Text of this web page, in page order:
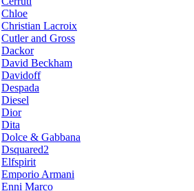
Chloe
Christian Lacroix
Cutler and Gross
Dackor
David Beckham
Davidoff
Despada
Diesel
Dior
Dita
Dolce & Gabbana
Dsquared2
Elfspirit
Emporio Armani
Enni Marco